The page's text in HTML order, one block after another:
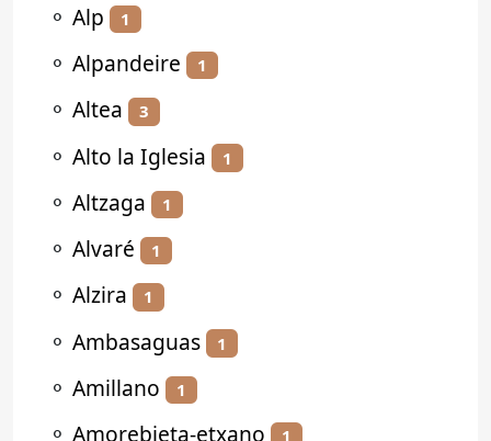
⚬ Alp 1
⚬ Alpandeire 1
⚬ Altea 3
⚬ Alto la Iglesia 1
⚬ Altzaga 1
⚬ Alvaré 1
⚬ Alzira 1
⚬ Ambasaguas 1
⚬ Amillano 1
⚬ Amorebieta-etxano 1